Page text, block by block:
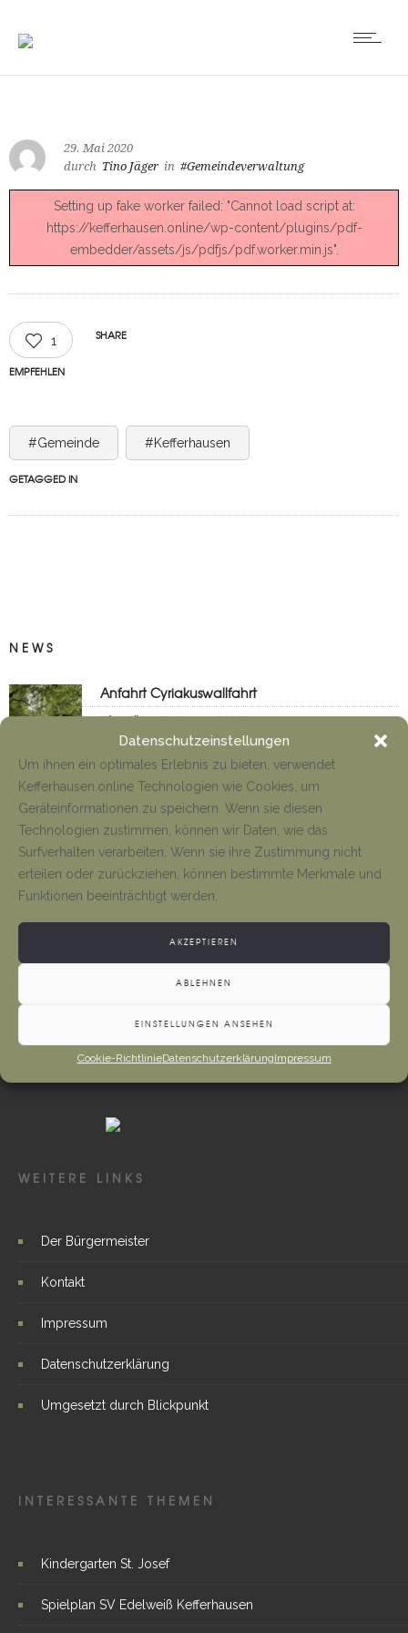
Datenschutzeinstellungen
Um ihnen ein optimales Erlebnis zu bieten, verwendet
Kefferhausen.online Technologien wie Cookies, um
Geräteinformationen zu speichern. Wenn sie diesen
Technologien zustimmen, können wir Daten, wie das
Surfverhalten verarbeiten. Wenn sie ihre Zustimmung nicht
erteilen oder zurückziehen, können bestimmte Merkmale und
Funktionen beeinträchtigt werden.
AKZEPTIEREN
ABLEHNEN
EINSTELLUNGEN ANSEHEN
Cookie-RichtlinieDatenschutzerklärungImpressum
29. Mai 2020
durch Tino Jäger in #Gemeindeverwaltung
Setting up fake worker failed: "Cannot load script at:
https://kefferhausen.online/wp-content/plugins/pdf-
embedder/assets/js/pdfjs/pdf.worker.min.js".
1
EMPFEHLEN
SHARE
#Gemeinde #Kefferhausen
GETAGGED IN
NEWS
Anfahrt Cyriakuswallfahrt
Tino Jäger 1. August 2026
Neueröffnung Gaststätte
Gottesdienste und Vermeldungen
Tino Jäger 1. August 2026
WEITERE LINKS
Der Bürgermeister
Kontakt
Impressum
Datenschutzerklärung
Umgesetzt durch Blickpunkt
INTERESSANTE THEMEN
Kindergarten St. Josef
Spielplan SV Edelweiß Kefferhausen